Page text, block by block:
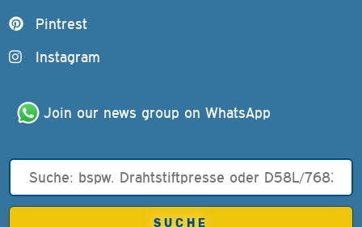
Pintrest
Instagram
Join our news group on WhatsApp